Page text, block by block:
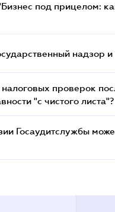
под прицелом:
надзор
проверок
"с чистого листа"?
Госаудитслужбы